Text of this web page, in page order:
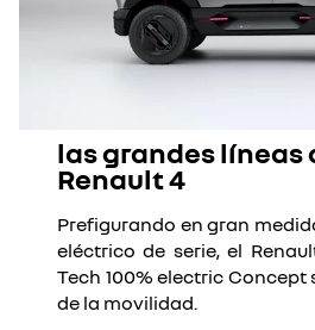
las grandes líneas
Renault 4
Prefigurando en gran
eléctrico de serie, el
Tech 100% electric
de la movilidad.